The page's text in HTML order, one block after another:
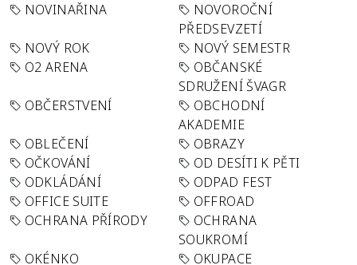
NOVINAŘINA
NOVOROČNÍ
PŘEDSEVZETÍ
NOVÝ ROK
NOVÝ SEMESTR
O2 ARENA
OBČANSKÉ
SDRUŽENÍ ŠVAGR
OBČERSTVENÍ
OBCHODNÍ
AKADEMIE
OBLEČENÍ
OBRAZY
OČKOVÁNÍ
OD DESÍTI K PĚTI
ODKLÁDÁNÍ
ODPAD FEST
OFFICE SUITE
OFFROAD
OCHRANA PŘÍRODY
OCHRANA
SOUKROMÍ
OKÉNKO
OKUPACE